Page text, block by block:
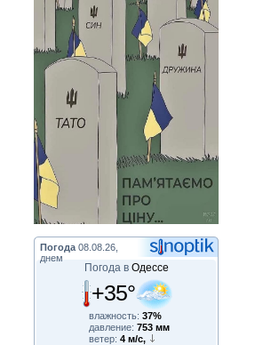
Погода 08.08.26,
днем
Погода в Одессе
+35°
влажность: 37%
давление: 753 мм
ветер: 4 м/с,